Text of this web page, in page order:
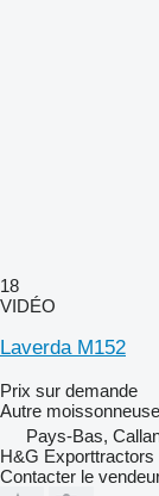
18
VIDÉO
Laverda M152
Prix sur demande
Autre moissonneuse
Pays-Bas,
H&G Exporttractors
Contacter le